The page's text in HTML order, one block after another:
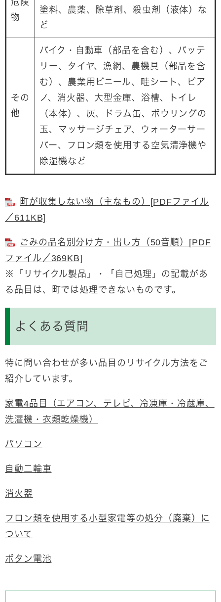
危険
物
塗料、農薬、除草剤、殺虫剤（液体）な
ど
その
他
バイク・自動車（部品を含む）、バッテ
リー、タイヤ、漁網、農機具（部品を含
む）、農業用ビニール、畦シート、ピア
ノ、消火器、大型金庫、浴槽、トイレ
（本体）、灰、ドラム缶、ボウリングの
玉、マッサージチェア、ウォーターサー
バー、フロン類を使用する空気清浄機や
除湿機など
町が収集しない物（主なもの）[PDFファイル
／611KB]
ごみの品名別分け方・出し方（50音順）[PDF
ファイル／369KB]
※「リサイクル製品」・「自己処理」の記載があ
る品目は、町では処理できないものです。
よくある質問
特に問い合わせが多い品目のリサイクル方法をご
紹介しています。
家電4品目（エアコン、テレビ、冷凍庫・冷蔵庫、
洗濯機・衣類乾燥機）
パソコン
自動二輪車
消火器
フロン類を使用する小型家電等の処分（廃棄）に
ついて
ボタン電池